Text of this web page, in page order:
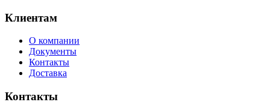
Клиентам
О компании
Документы
Контакты
Доставка
Контакты